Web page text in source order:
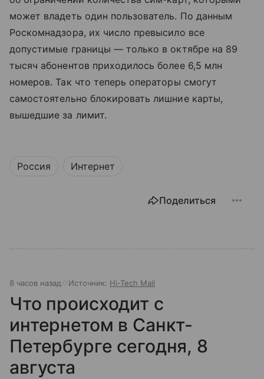
может владеть один пользователь. По данным
Роскомнадзора, их число превысило все
допустимые границы — только в октябре на 89
тысяч абонентов приходилось более 6,5 млн
номеров. Так что теперь операторы смогут
самостоятельно блокировать лишние карты,
вышедшие за лимит.
Россия Интернет
Поделиться
8 часов назад Источник: Hi-Tech Mail
Что происходит с
интернетом в Санкт-
Петербурге сегодня, 8
августа